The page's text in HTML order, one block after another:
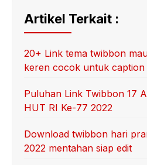
Artikel Terkait :
20+ Link tema twibbon
keren cocok untuk caption
Puluhan Link Twibbon 17
HUT RI Ke-77 2022
Download twibbon hari
2022 mentahan siap edit